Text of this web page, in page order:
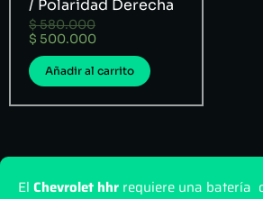
/ Polaridad Derecha
$580.000
$ 500.000
Añadir al carrito
El Chevrolet hhr requiere una batería